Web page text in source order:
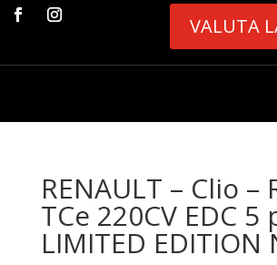
VALUTA
RENAULT – Clio –
TCe 220CV EDC
LIMITED EDITION